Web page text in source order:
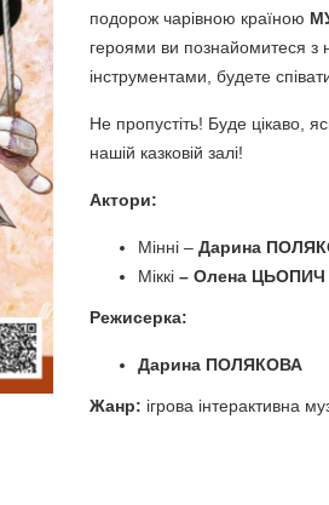
подорож чарівною країною
героями ви познайомитеся
інструментами, будете
Не пропустіть! Буде цікаво,
нашій казковій залі!
Актори:
Мінні – Дарина
Міккі– Олена ЦЬОПИЧ
Режисерка:
Дарина ПОЛЯКОВА
Жанр: ігрова інтерактивна